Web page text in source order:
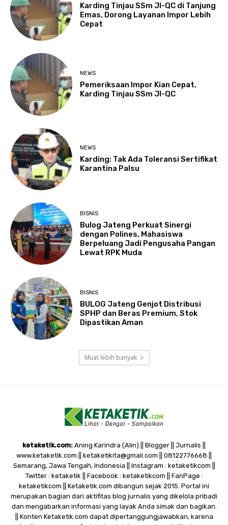
Karding Tinjau SSm JI-QC di Tanjung
Emas, Dorong Layanan Impor Lebih
Cepat
NEWS
Pemeriksaan Impor Kian Cepat,
Karding Tinjau SSm JI-QC
NEWS
Karding: Tak Ada Toleransi Sertifikat
Karantina Palsu
BISNIS
Bulog Jateng Perkuat Sinergi
dengan Polines, Mahasiswa
Berpeluang Jadi Pengusaha Pangan
Lewat RPK Muda
BISNIS
BULOG Jateng Genjot Distribusi
SPHP dan Beras Premium, Stok
Dipastikan Aman
Muat lebih banyak
ketaketik.com: Aning Karindra (Alin) || Blogger || Jurnalis ||
www.ketaketik.com || ketaketikita@gmail.com || 08122776668 ||
Semarang, Jawa Tengah, Indonesia || Instagram : ketaketikcom ||
Twitter : ketaketik || Facebook : ketaketikcom || FanPage :
ketaketikcom || Ketaketik.com dibangun sejak 2015. Portal ini
merupakan bagian dari aktifitas blog jurnalis yang dikelola pribadi
dan mengabarkan informasi yang layak Anda simak dan bagikan.
|| Konten Ketaketik.com dapat dipertanggungjawabkan, karena